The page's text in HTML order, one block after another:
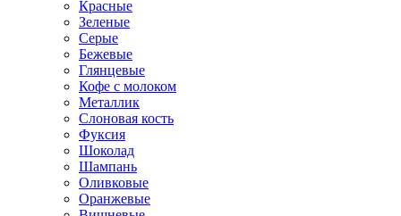
Красные
Зеленые
Серые
Бежевые
Глянцевые
Кофе с молоком
Металлик
Слоновая кость
Фуксия
Шоколад
Шампань
Оливковые
Оранжевые